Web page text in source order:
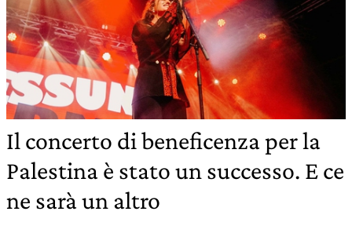
Il concerto di beneficenza per la
Palestina è stato un successo. E ce
ne sarà un altro